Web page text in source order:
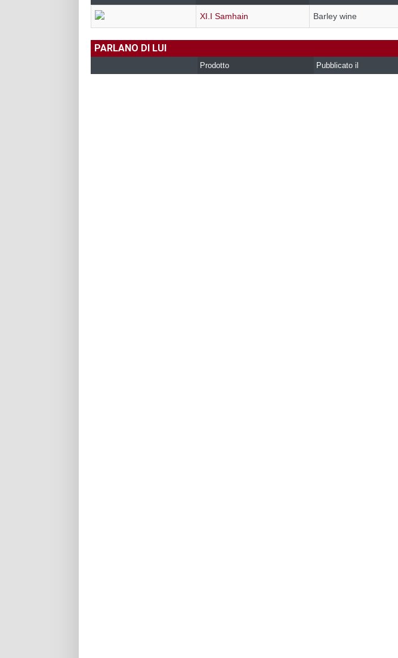
XI.I Samhain Barley wine
PARLANO DI LUI
Prodotto Pubblicato il